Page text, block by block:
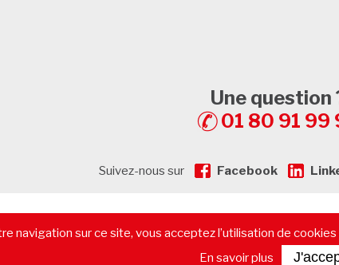
Une question
01 80 91 99
Suivez-nous sur Facebook
-Mentions légales- Plan de Site-Recrutement-
Les
navigation sur ce site, vous acceptez l’utilisation de
En savoir plus